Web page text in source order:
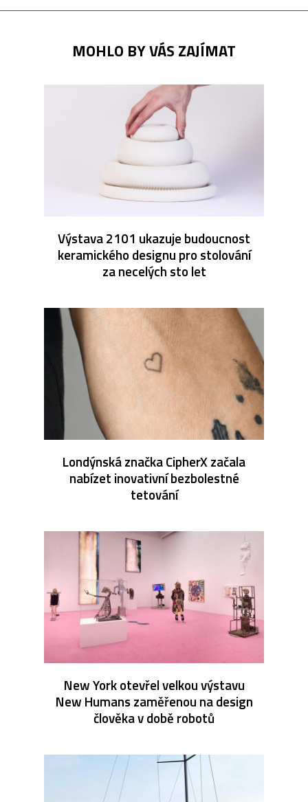
MOHLO BY VÁS ZAJÍMAT
Výstava 2101 ukazuje budoucnost
keramického designu pro stolování
za necelých sto let
Londýnská značka CipherX začala
nabízet inovativní bezbolestné
tetování
New York otevřel velkou výstavu
New Humans zaměřenou na design
člověka v době robotů